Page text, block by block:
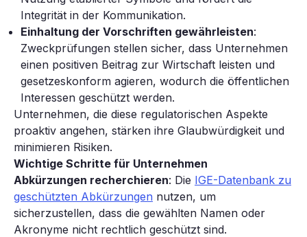
Integrität in der Kommunikation.
Einhaltung der Vorschriften gewährleisten:
Zweckprüfungen stellen sicher, dass Unternehmen
einen positiven Beitrag zur Wirtschaft leisten und
gesetzeskonform agieren, wodurch die öffentlichen
Interessen geschützt werden.
Unternehmen, die diese regulatorischen Aspekte
proaktiv angehen, stärken ihre Glaubwürdigkeit und
minimieren Risiken.
Wichtige Schritte für Unternehmen
Abkürzungen recherchieren: Die IGE-Datenbank zu
geschützten Abkürzungen nutzen, um
sicherzustellen, dass die gewählten Namen oder
Akronyme nicht rechtlich geschützt sind.